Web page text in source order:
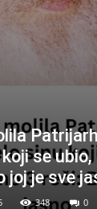
se ubio,
joj je sve
348 0